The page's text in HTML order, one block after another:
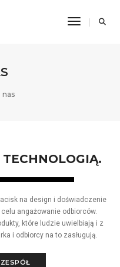
Toggle
nas
na design i doświadczenie
angażowanie odbiorców.
które ludzie uwielbiają i z
i odbiorcy na to zasługują.